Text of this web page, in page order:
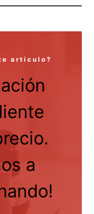
artículo?
a